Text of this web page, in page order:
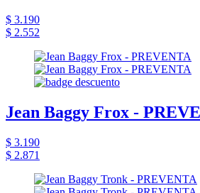
$ 3.190
$ 2.552
Jean Baggy Frox -
$ 3.190
$ 2.871